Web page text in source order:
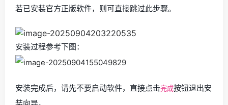
若已安装官方正版软件，则可直接跳过此步骤。
安装过程参考下图：
安装完成后，请先不要启动软件，直接点击完成按钮退出安